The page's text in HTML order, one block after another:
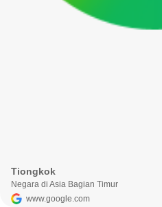
Tiongkok
Negara di Asia Bagian Timur
www.google.com